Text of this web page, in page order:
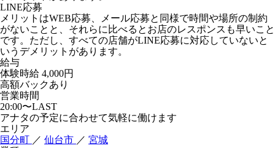
LINE応募
メリットはWEB応募、メール応募と同様で時間や場所の制約
がないことと、それらに比べるとお店のレスポンスも早いこと
です。ただし、すべての店舗がLINE応募に対応していないと
いうデメリットがあります。
給与
体験時給 4,000円
高額バックあり
営業時間
20:00〜LAST
アナタの予定に合わせて気軽に働けます
エリア
国分町 ／ 仙台市 ／ 宮城